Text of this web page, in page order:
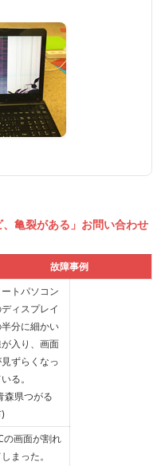
亀裂がある」お問い合わせ
故障事例
ートパソコン
ィスプレイ
分に細かい
入り、画面
ずらくなっ
る。
森県つがる
の画面が割れ
まった。